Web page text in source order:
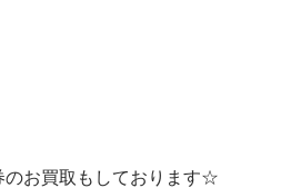
のお買取もしております☆